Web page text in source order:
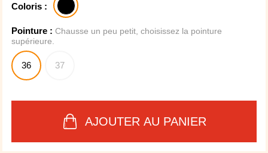
Coloris :
Pointure : Chausse un peu petit, choisissez la pointure
supérieure.
36 37
AJOUTER AU PANIER